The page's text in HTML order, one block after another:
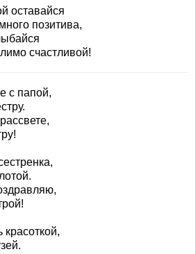
оставайся
позитива,
счастливой!
с папой,
красоткой,